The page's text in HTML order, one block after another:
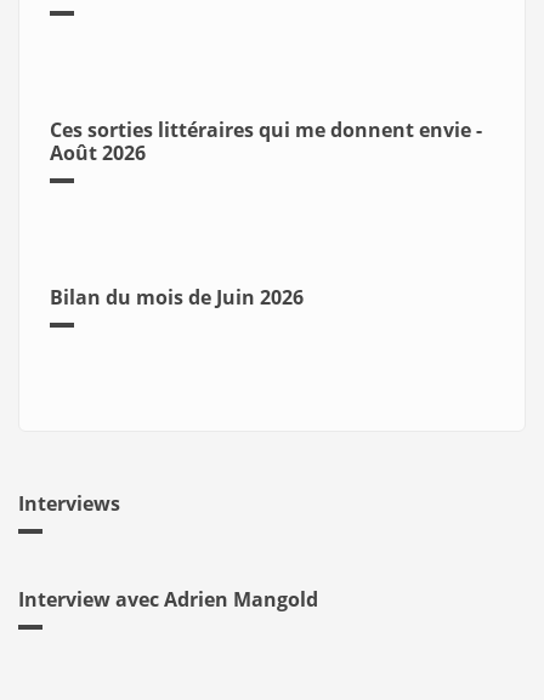
Ces sorties littéraires qui me donnent envie -
Août 2026
Bilan du mois de Juin 2026
Interviews
Interview avec Adrien Mangold